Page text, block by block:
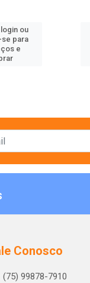
ou
para
e
Conosco
(75) 99878-7910